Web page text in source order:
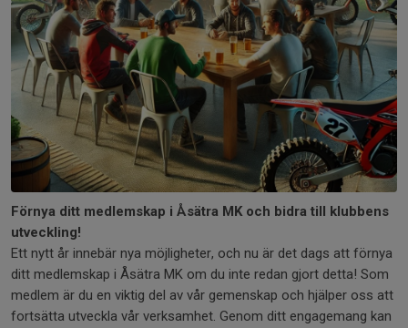
Förnya ditt medlemskap i Åsätra MK och bidra till klubbens
utveckling!
Ett nytt år innebär nya möjligheter, och nu är det dags att förnya
ditt medlemskap i Åsätra MK om du inte redan gjort detta! Som
medlem är du en viktig del av vår gemenskap och hjälper oss att
fortsätta utveckla vår verksamhet. Genom ditt engagemang kan